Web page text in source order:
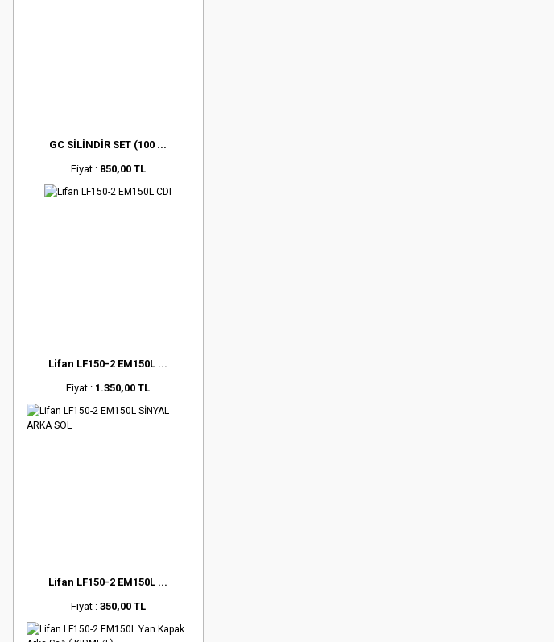
GC SİLİNDİR SET (100 ...
Fiyat : 850,00 TL
Lifan LF150-2 EM150L ...
Fiyat : 1.350,00 TL
Lifan LF150-2 EM150L ...
Fiyat : 350,00 TL